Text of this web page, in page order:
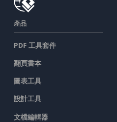
產品
PDF 工具套件
翻頁書本
圖表工具
設計工具
文檔編輯器